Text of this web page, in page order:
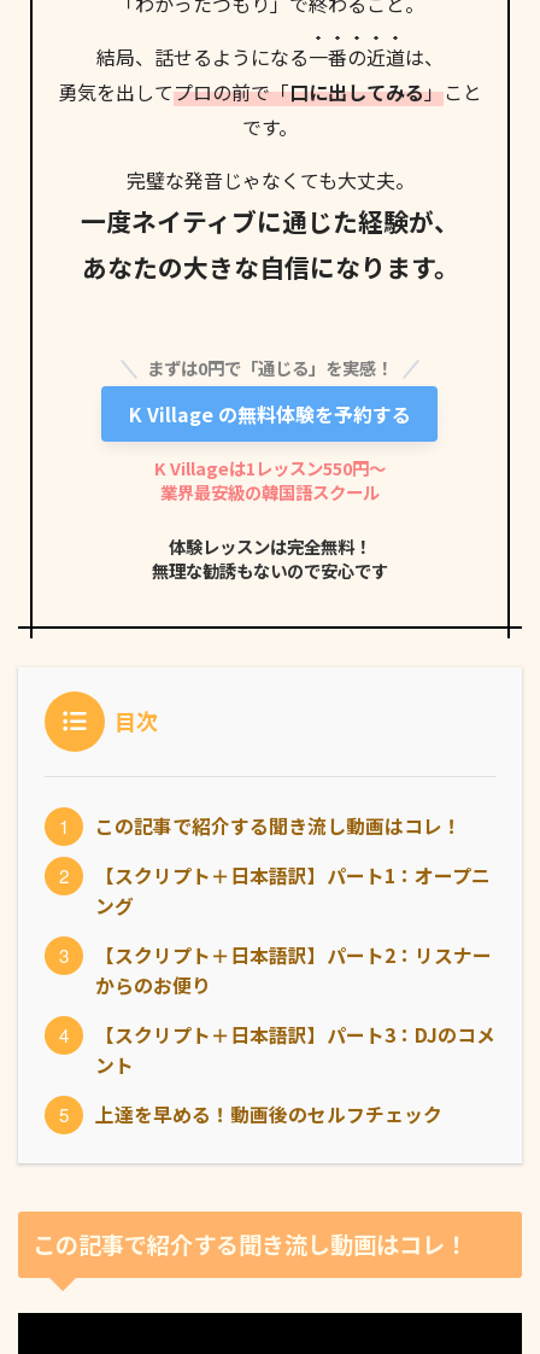
結局、話せるようになる一番の近道は、
勇気を出してプロの前で「口に出してみる」こと
です。
完璧な発音じゃなくても大丈夫。
一度ネイティブに通じた経験が、
あなたの大きな自信になります。
まずは0円で「通じる」を実感！
K Village の無料体験を予約する
K Villageは1レッスン550円〜
業界最安級の韓国語スクール
体験レッスンは完全無料！
無理な勧誘もないので安心です
目次
この記事で紹介する聞き流し動画はコレ！
【スクリプト＋日本語訳】パート1：オープニ
ング
【スクリプト＋日本語訳】パート2：リスナー
からのお便り
【スクリプト＋日本語訳】パート3：DJのコメ
ント
上達を早める！動画後のセルフチェック
この記事で紹介する聞き流し動画はコレ！